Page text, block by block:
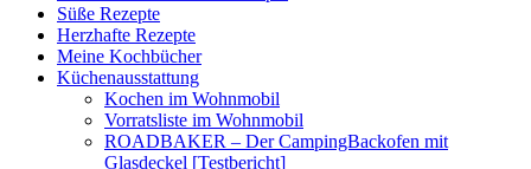
Süße Rezepte
Herzhafte Rezepte
Meine Kochbücher
Küchenausstattung
Kochen im Wohnmobil
Vorratsliste im Wohnmobil
ROADBAKER – Der CampingBackofen mit
Glasdeckel [Testbericht]